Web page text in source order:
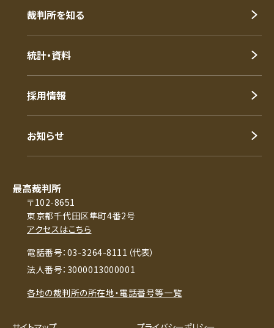
裁判所を知る
統計・資料
採用情報
お知らせ
最高裁判所
〒102-8651
東京都千代田区隼町4番2号
アクセスはこちら
電話番号：03-3264-8111（代表）
法人番号：3000013000001
各地の裁判所の所在地・電話番号等一覧